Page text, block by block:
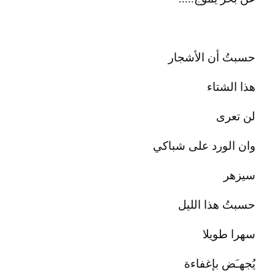
حسبتُ أن الأشجار
هذا الشتاء
لن تعرى
وان الورد على شباكي
سيزهر
حسبتُ هذا الليل
سهرا طويلا
يُجهـَض بإغفاءة